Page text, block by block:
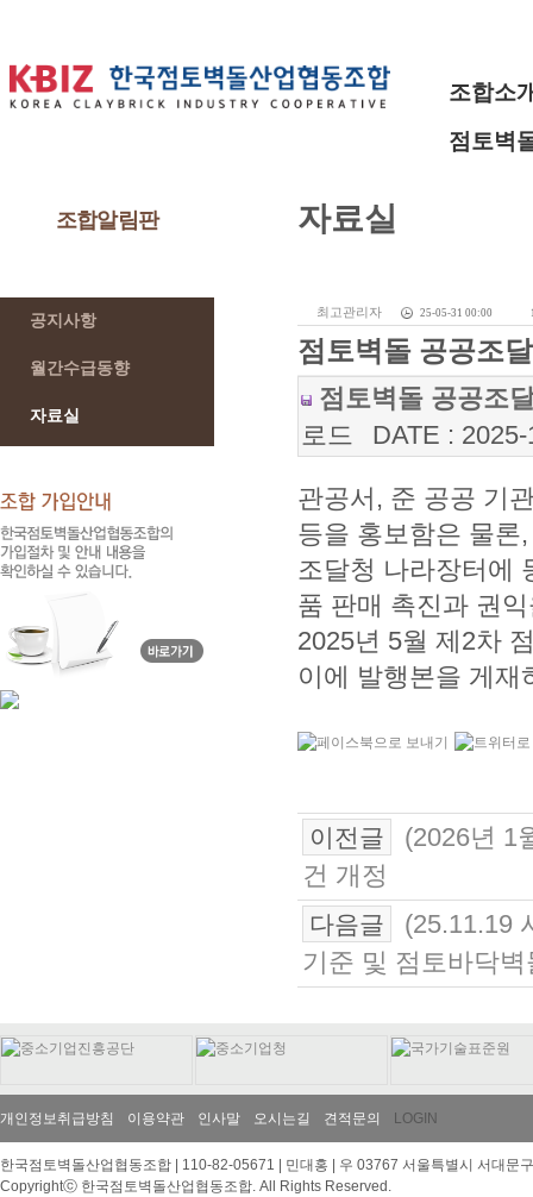
조합소
점토벽
조합알림판
공지사항
월간수급동향
자료실
자료실
최고관리자 25-05-31 00:00
점토벽돌 공공조
점토벽돌 공공조
로드
DATE :
관공서, 준 공공 기
등을 홍보함은 물론
조달청 나라장터에
품 판매 촉진과 권
2025년 5월 제2차
이에 발행본을 게재
이전글
(2026년 1
건 개정
다음글
(25.11.19
기준 및 점토바닥
개인정보취급방침 이용약관 인사말 오시는길 견적문의 LOGIN
한국점토벽돌산업협동조합 | 110-82-05671 | 민대홍 | 우 03767 서울특별시 서대
Copyrightⓒ 한국점토벽돌산업협동조합. All Rights Reserved.